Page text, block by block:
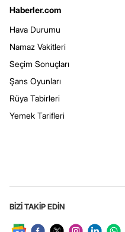
Haberler.com
Hava Durumu
Namaz Vakitleri
Seçim Sonuçları
Şans Oyunları
Rüya Tabirleri
Yemek Tarifleri
BİZİ TAKİP EDİN